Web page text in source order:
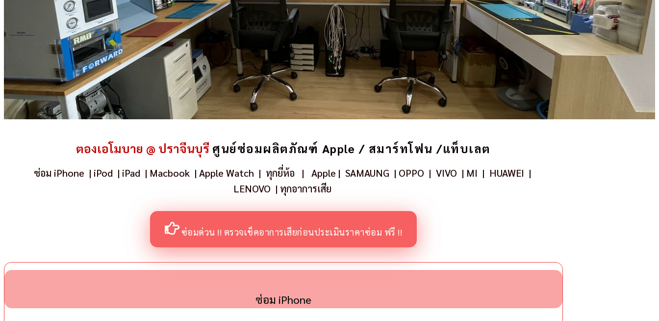
ตองเอโมบาย @ ปราจีนบุรี ศูนย์ซ่อมผลิตภัณฑ์ Apple / สมาร์ทโฟน /แท็บเลต
ซ่อม iPhone | iPod | iPad | Macbook | Apple Watch | ทุกยี่ห้อ | Apple | SAMAUNG | OPPO | VIVO | MI | HUAWEI |
LENOVO | ทุกอาการเสีย
ซ่อมด่วน !! ตรวจเช็คอาการเสียก่อนประเมินราคาซ่อม ฟรี !!
ซ่อม iPhone